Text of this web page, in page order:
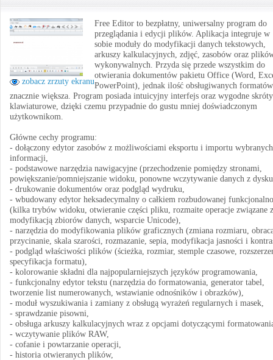
zobacz zrzuty ekranu
Free Editor to bezpłatny, uniwersalny program do
przeglądania i edycji plików. Aplikacja integruje w
sobie moduły do modyfikacji danych tekstowych,
arkuszy kalkulacyjnych, zdjęć, zasobów oraz
wykonywalnych. Przyda się przede wszystkim do
otwierania dokumentów pakietu Office (Word,
PowerPoint), jednak ilość obsługiwanych
znacznie większa. Program posiada intuicyjny interfejs oraz wygodne skróty
klawiaturowe, dzięki czemu przypadnie do gustu mniej doświadczonym
użytkownikom.
Główne cechy programu:
- dołączony edytor zasobów z możliwościami eksportu i importu wybranych
informacji,
- podstawowe narzędzia nawigacyjne (przechodzenie pomiędzy stronami,
powiększanie/pomniejszanie widoku, ponowne wczytywanie danych z
- drukowanie dokumentów oraz podgląd wydruku,
- wbudowany edytor heksadecymalny o całkiem rozbudowanej
(kilka trybów widoku, otwieranie części pliku, rozmaite operacje związane z
modyfikacją zbiorów danych, wsparcie Unicode),
- narzędzia do modyfikowania plików graficznych (zmiana rozmiaru,
przycinanie, skala szarości, rozmazanie, sepia, modyfikacja jasności i
- podgląd właściwości plików (ścieżka, rozmiar, stemple czasowe,
specyfikacja formatu),
- kolorowanie składni dla najpopularniejszych języków programowania,
- funkcjonalny edytor tekstu (narzędzia do formatowania, generator tabel,
tworzenie list numerowanych, wstawianie odnośników i obrazków),
- moduł wyszukiwania i zamiany z obsługą wyrażeń regularnych i masek,
- sprawdzanie pisowni,
- obsługa arkuszy kalkulacyjnych wraz z opcjami dotyczącymi
- wczytywanie plików RAW,
- cofanie i powtarzanie operacji,
- historia otwieranych plików,